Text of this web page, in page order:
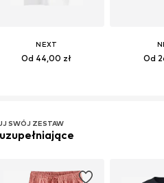
NEXT
Od 44,00 zł Od
SWÓJ ZESTAW